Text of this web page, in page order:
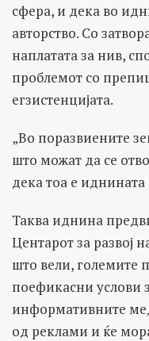
сфера, и дека во
авторство. Со
наплатата за нив,
проблемот со
егзистенцијата.
„Во поразвиените
што можат да се
дека тоа е иднината
Таква иднина
Центарот за развој
што вели, големите
поефикасни услови
информативните
од реклами и ќе